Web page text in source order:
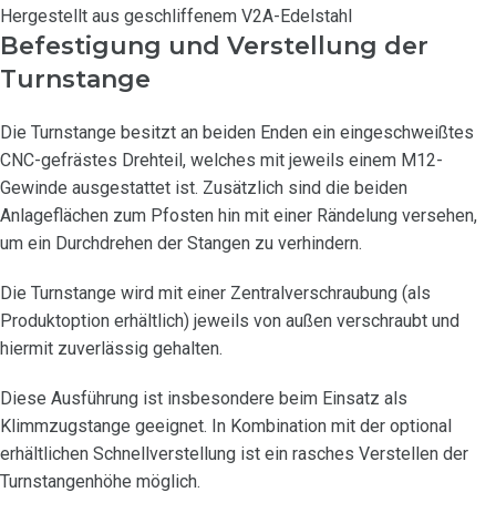
Hergestellt aus geschliffenem V2A-Edelstahl
Befestigung und Verstellung der
Turnstange
Die Turnstange besitzt an beiden Enden ein eingeschweißtes
CNC-gefrästes Drehteil, welches mit jeweils einem M12-
Gewinde ausgestattet ist. Zusätzlich sind die beiden
Anlageflächen zum Pfosten hin mit einer Rändelung versehen,
um ein Durchdrehen der Stangen zu verhindern.
Die Turnstange wird mit einer Zentralverschraubung (als
Produktoption erhältlich) jeweils von außen verschraubt und
hiermit zuverlässig gehalten.
Diese Ausführung ist insbesondere beim Einsatz als
Klimmzugstange geeignet. In Kombination mit der optional
erhältlichen Schnellverstellung ist ein rasches Verstellen der
Turnstangenhöhe möglich.